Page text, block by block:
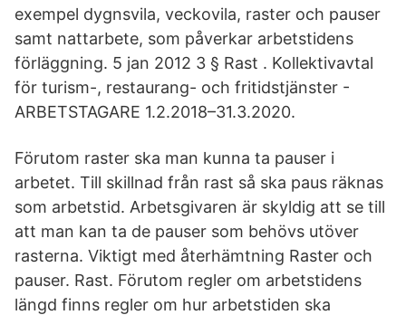
exempel dygnsvila, veckovila, raster och pauser
samt nattarbete, som påverkar arbetstidens
förläggning. 5 jan 2012 3 § Rast . Kollektivavtal
för turism-, restaurang- och fritidstjänster -
ARBETSTAGARE 1.2.2018–31.3.2020.
Förutom raster ska man kunna ta pauser i
arbetet. Till skillnad från rast så ska paus räknas
som arbetstid. Arbetsgivaren är skyldig att se till
att man kan ta de pauser som behövs utöver
rasterna. Viktigt med återhämtning Raster och
pauser. Rast. Förutom regler om arbetstidens
längd finns regler om hur arbetstiden ska